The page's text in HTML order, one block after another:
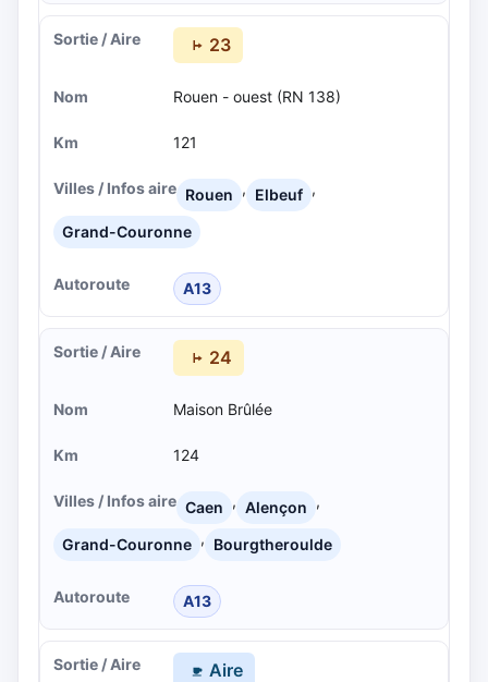
23
Rouen - ouest (RN 138)
121
Rouen , Elbeuf ,
Grand-Couronne
A13
24
Maison Brûlée
124
Caen , Alençon ,
Grand-Couronne , Bourgtheroulde
A13
Aire